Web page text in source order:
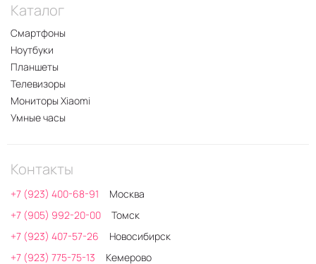
Каталог
Смартфоны
Ноутбуки
Планшеты
Телевизоры
Мониторы Xiaomi
Умные часы
Контакты
+7 (923) 400-68-91
Москва
+7 (905) 992-20-00
Томск
+7 (923) 407-57-26
Новосибирск
+7 (923) 775-75-13
Кемерово